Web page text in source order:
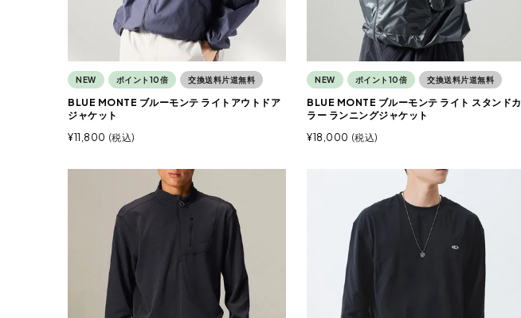
NEW ポイント10倍 交換送料片道無料
BLUE MONTE ブルーモンテ ライトアウトドア
ジャケット
¥11,800 税込
NEW ポイント10倍 交換送料片道無料
BLUE MONTE ブルーモンテ ライト スタンドカ
ラー ランニングジャケット
¥18,000 税込